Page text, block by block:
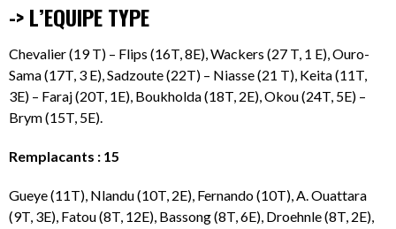
-> L’EQUIPE TYPE
Chevalier (19 T) – Flips (16T, 8E), Wackers (27 T, 1 E), Ouro-
Sama (17T, 3 E), Sadzoute (22T) – Niasse (21 T), Keita (11T,
3E) – Faraj (20T, 1E), Boukholda (18T, 2E), Okou (24T, 5E) –
Brym (15T, 5E).
Remplacants : 15
Gueye (11T), Nlandu (10T, 2E), Fernando (10T), A. Ouattara
(9T, 3E), Fatou (8T, 12E), Bassong (8T, 6E), Droehnle (8T, 2E),